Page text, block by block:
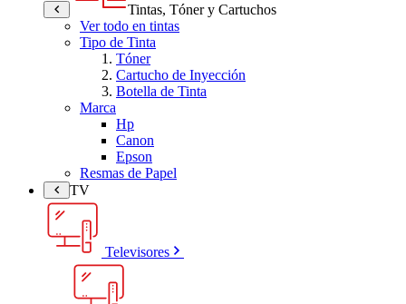
Tintas, Tóner y Cartuchos
Ver todo en tintas
Tipo de Tinta
Tóner
Cartucho de Inyección
Botella de Tinta
Marca
Hp
Canon
Epson
Resmas de Papel
TV
Televisores